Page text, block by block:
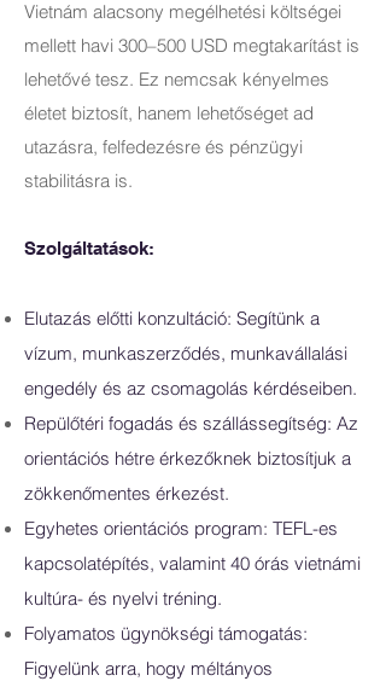
Vietnám alacsony megélhetési költségei
mellett havi 300–500 USD megtakarítást is
lehetővé tesz. Ez nemcsak kényelmes
életet biztosít, hanem lehetőséget ad
utazásra, felfedezésre és pénzügyi
stabilitásra is.
Szolgáltatások:
Elutazás előtti konzultáció: Segítünk a
vízum, munkaszerződés, munkavállalási
engedély és az csomagolás kérdéseiben.
Repülőtéri fogadás és szállássegítség: Az
orientációs hétre érkezőknek biztosítjuk a
zökkenőmentes érkezést.
Egyhetes orientációs program: TEFL-es
kapcsolatépítés, valamint 40 órás vietnámi
kultúra- és nyelvi tréning.
Folyamatos ügynökségi támogatás:
Figyelünk arra, hogy méltányos